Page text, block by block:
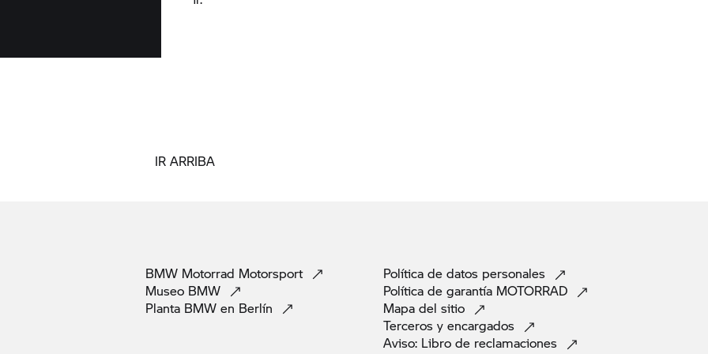
IR ARRIBA
BMW Motorrad Motorsport
Museo BMW
Planta BMW en Berlín
Política de datos personales
Política de garantía MOTORRAD
Mapa del sitio
Terceros y encargados
Aviso: Libro de reclamaciones